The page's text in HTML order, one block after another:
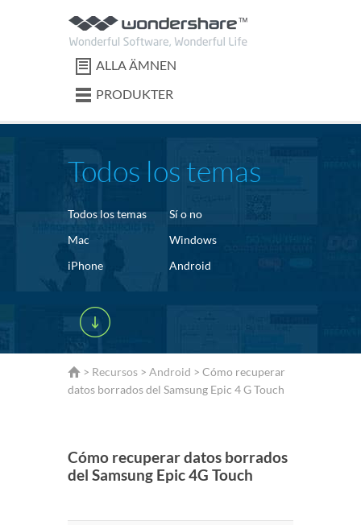
ALLA ÄMNEN
PRODUKTER
Todos los temas
Todos los temas
Sí o no
Mac
Windows
iPhone
Android
> Recursos > Android > Cómo recuperar
datos borrados del Samsung Epic 4 G Touch
Cómo recuperar datos borrados
del Samsung Epic 4G Touch